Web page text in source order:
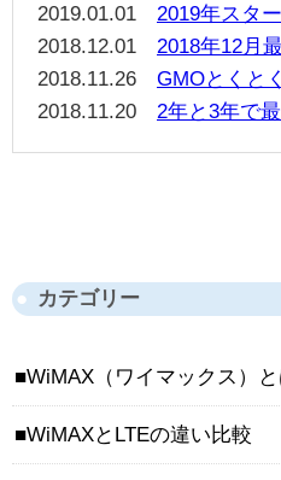
2019.01.01 2019年スタ
2018.12.01 2018年12月
2018.11.26 GMOとくと
2018.11.20 2年と3年で
カテゴリー
WiMAX（ワイマックス）
WiMAXとLTEの違い比較